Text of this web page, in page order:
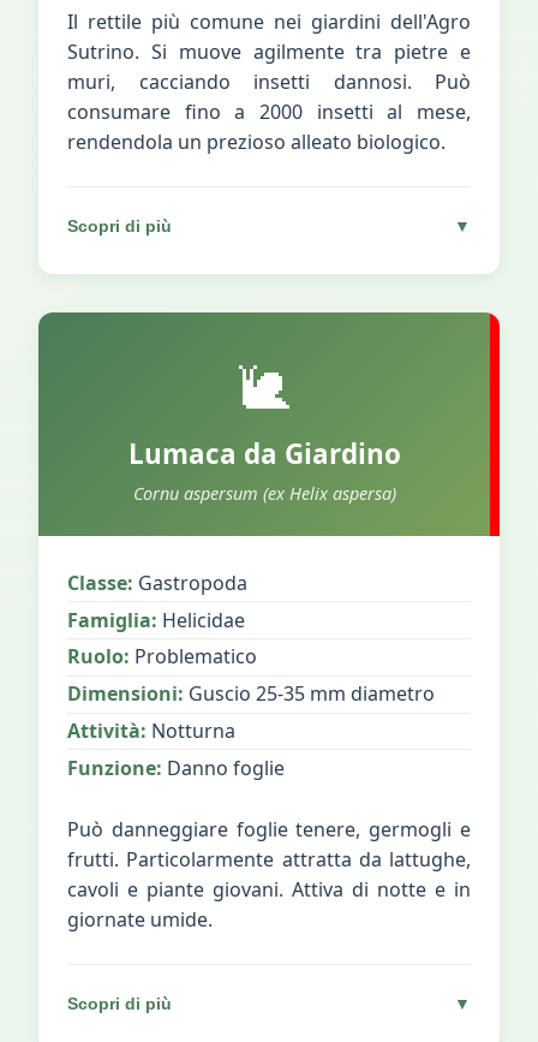
Il rettile più comune nei giardini dell'Agro
Sutrino. Si muove agilmente tra pietre e
muri, cacciando insetti dannosi. Può
consumare fino a 2000 insetti al mese,
rendendola un prezioso alleato biologico.
Scopri di più ▼
🐌
Lumaca da Giardino
Cornu aspersum (ex Helix aspersa)
Classe: Gastropoda
Famiglia: Helicidae
Ruolo: Problematico
Dimensioni: Guscio 25-35 mm diametro
Attività: Notturna
Funzione: Danno foglie
Può danneggiare foglie tenere, germogli e
frutti. Particolarmente attratta da lattughe,
cavoli e piante giovani. Attiva di notte e in
giornate umide.
Scopri di più ▼